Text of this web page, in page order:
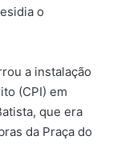
o
a instalação
(CPI) em
que era
da Praça do